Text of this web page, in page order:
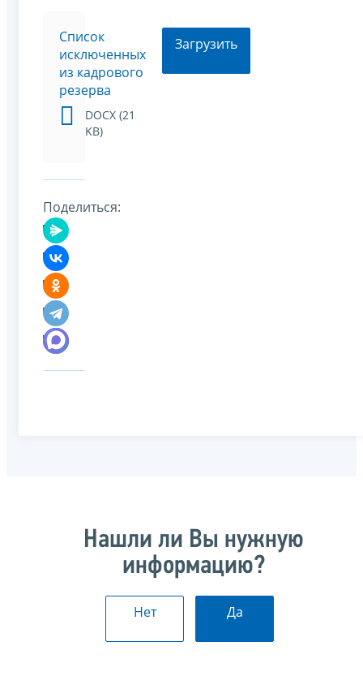
Список
исключенных
из кадрового
резерва
DOCX (21
KB)
Загрузить
Поделиться:
Нашли ли Вы нужную
информацию?
Нет Да